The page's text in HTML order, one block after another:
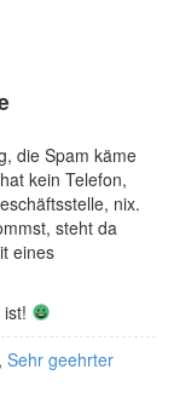
die Spam käme
kein Telefon,
nix.
steht da
eines
, Sehr geehrter